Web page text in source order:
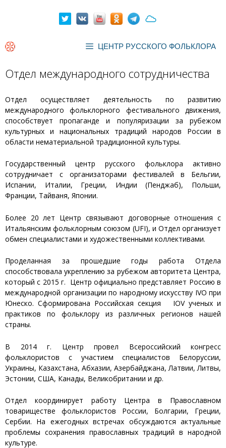
ЦЕНТР РУССКОГО ФОЛЬКЛОРА
Отдел международного сотрудничества
Отдел осуществляет деятельность по развитию
международного фольклорного фестивального движения,
способствует пропаганде и популяризации за рубежом
культурных и национальных традиций народов России в
области нематериальной традиционной культуры.
Государственный центр русского фольклора активно
сотрудничает с организаторами фестивалей в Бельгии,
Испании, Италии, Греции, Индии (Пенджаб), Польши,
Франции, Тайваня, Японии.
Более 20 лет Центр связывают договорные отношения с
Итальянским фольклорным союзом (UFI), и Отдел организует
обмен специалистами и художественными коллективами.
Проделанная за прошедшие годы работа Отдела
способствовала укреплению за рубежом авторитета Центра,
который с 2015 г. Центр официально представляет Россию в
международной организации по народному искусству IVO при
Юнеско. Сформирована Российская секция IОV ученых и
практиков по фольклору из различных регионов нашей
страны.
В 2014 г. Центр провел Всероссийский конгресс
фольклористов с участием специалистов Белоруссии,
Украины, Казахстана, Абхазии, Азербайджана, Латвии, Литвы,
Эстонии, США, Канады, Великобритании и др.
Отдел координирует работу Центра в Православном
товариществе фольклористов России, Болгарии, Греции,
Сербии. На ежегодных встречах обсуждаются актуальные
проблемы сохранения православных традиций в народной
культуре.